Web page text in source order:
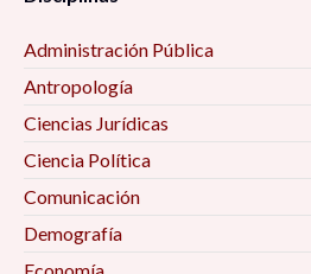
Administración Pública
Antropología
Ciencias Jurídicas
Ciencia Política
Comunicación
Demografía